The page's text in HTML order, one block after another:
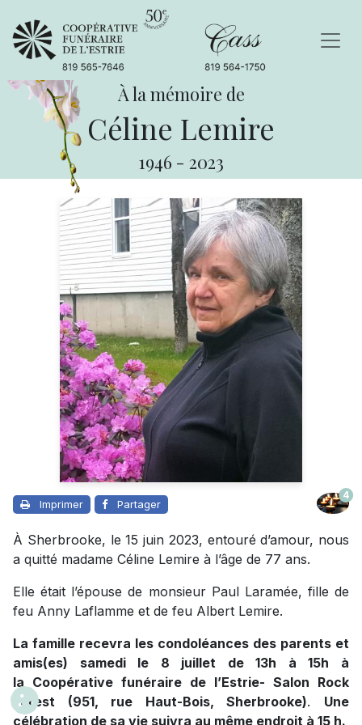
À la mémoire de
Céline Lemire
1946 - 2023
Imprimer Partager
4
À Sherbrooke, le 15 juin 2023, entouré d’amour, nous
a quitté madame Céline Lemire à l’âge de 77 ans.
Elle était l’épouse de monsieur Paul Laramée, fille de
feu Anny Laflamme et de feu Albert Lemire.
La famille recevra les condoléances des parents et
amis(es) samedi le 8 juillet de 13h à 15h à
la Coopérative funéraire de l’Estrie- Salon Rock
Forest (951, rue Haut-Bois, Sherbrooke). Une
célébration de sa vie suivra au même endroit à 15 h.